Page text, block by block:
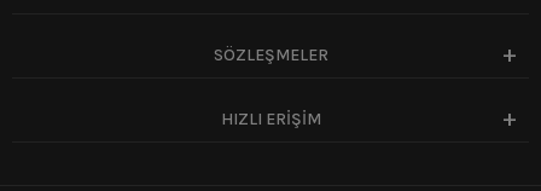
SÖZLEŞMELER
HIZLI ERİŞİM